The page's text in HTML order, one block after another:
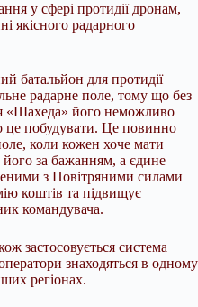
у сфері протидії дронам,
якісного радарного
батальйон для протидії
радарне поле, тому що без
«Шахеда» його неможливо
це побудувати. Це повинно
коли кожен хоче мати
його за бажанням, а єдине
з Повітряними силами
коштів та підвищує
командувача.
застосовується система
знаходяться в одному
регіонах.